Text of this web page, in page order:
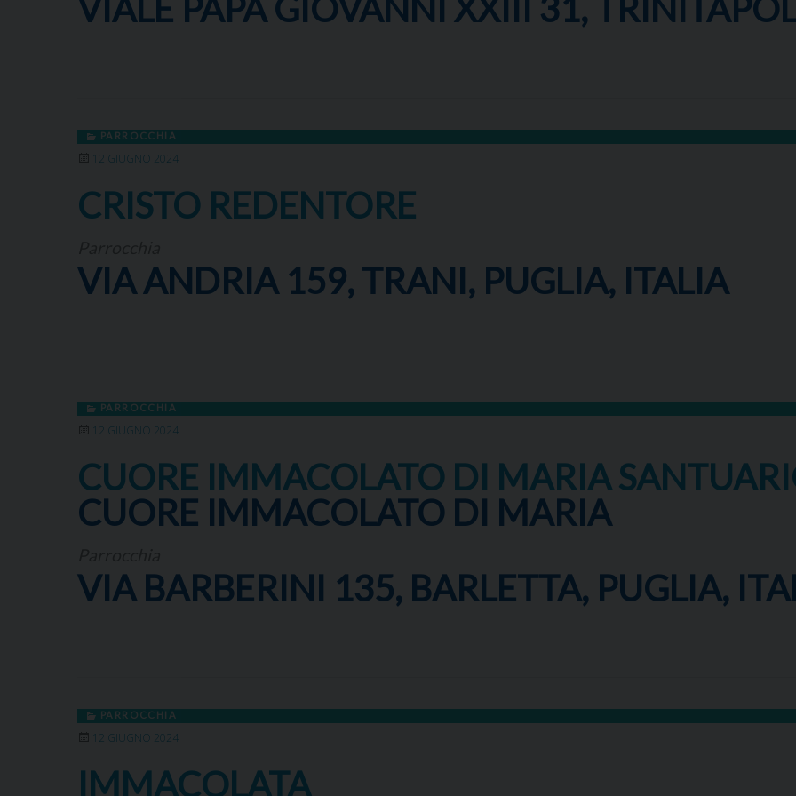
VIALE PAPA GIOVANNI XXIII 31,
PARROCCHIA
12 GIUGNO 2024
CRISTO REDENTORE
VIA ANDRIA 159, TRANI, PUGLIA, ITALIA
PARROCCHIA
12 GIUGNO 2024
CUORE IMMACOLATO DI MARIA
CUORE IMMACOLATO DI MARIA
VIA BARBERINI 135, BARLETTA, PUGLIA,
PARROCCHIA
12 GIUGNO 2024
IMMACOLATA